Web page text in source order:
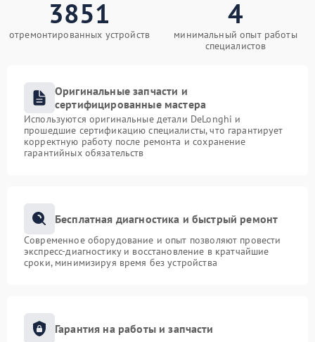
3851
отремонтированных устройств
4
минимальный опыт работы
специалистов
Оригинальные запчасти и
сертифицированные мастера
Используются оригинальные детали DeLonghi и
прошедшие сертификацию специалисты, что гарантирует
корректную работу после ремонта и сохранение
гарантийных обязательств
Бесплатная диагностика и быстрый ремонт
Современное оборудование и опыт позволяют провести
экспресс-диагностику и восстановление в кратчайшие
сроки, минимизируя время без устройства
Гарантия на работы и запчасти